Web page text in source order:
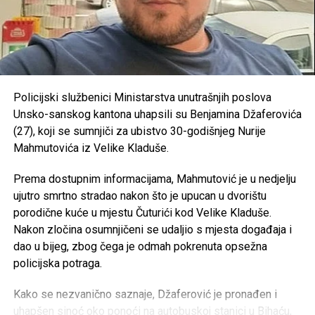
Sanski Most – 193.500 KM
Konjički klub “Potkovica” –50.000 KM
RK “Sana 7” –
OKK “Sana” –25.000 KM
SPD “Mulež” –15.000 KM
SRD “Devet rijeka” –15.000 KM
AK “Sana” –10.000 KM
Fitness klub “Sana” –8.000 KM
Judo klub “Sanski Most” – 7.500 KM
Karate klub “Hurije” –
ŽOK “Sana” –
5.000 KM
Ronilački klub “Vir” –5.000 KM
primanja-izazvao-nezadovoljstvo-u-krajini-profesori-
traze-vece-place-i-izmjene-kolektivnog-ugovora/?
OVDJE možete vidjeti kolike plate imaju zaposleni u
javnom sektoru
https://antikorupcijausk.ba/V2/registar-zaposlenih-u-
javnom-sektoru/
Post
Tweet
Mail
Policijski službenici Ministarstva unutrašnjih poslova
Unsko-sanskog kantona uhapsili su Benjamina Džaferovića
(27), koji se sumnjiči za ubistvo 30-godišnjeg Nurije
Mahmutovića iz Velike Kladuše.
Prema dostupnim informacijama, Mahmutović je u nedjelju
ujutro smrtno stradao nakon što je upucan u dvorištu
porodične kuće u mjestu Čuturići kod Velike Kladuše.
Nakon zločina osumnjičeni se udaljio s mjesta događaja i
dao u bijeg, zbog čega je odmah pokrenuta opsežna
policijska potraga.
Kako se nezvanično saznaje, Džaferović je pronađen i
uhapšen sinoć oko ponoći na autobuskoj stanici u Bihaću,